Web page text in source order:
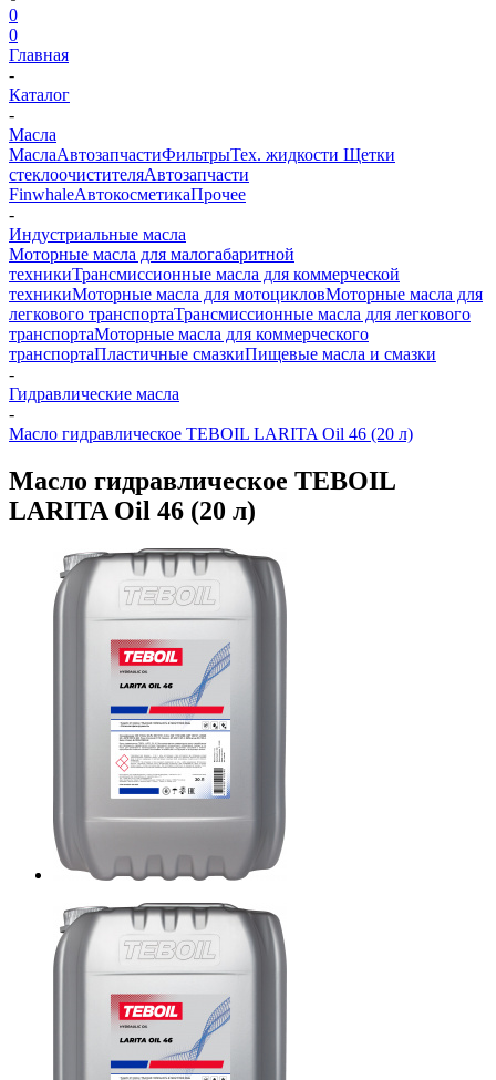
0
0
Главная
-
Каталог
-
Масла
МаслаАвтозапчастиФильтрыТех. жидкости Щетки
стеклоочистителяАвтозапчасти
FinwhaleАвтокосметикаПрочее
-
Индустриальные масла
Моторные масла для малогабаритной
техникиТрансмиссионные масла для коммерческой
техникиМоторные масла для мотоцикловМоторные масла для
легкового транспортаТрансмиссионные масла для легкового
транспортаМоторные масла для коммерческого
транспортаПластичные смазкиПищевые масла и смазки
-
Гидравлические масла
-
Масло гидравлическое TEBOIL LARITA Oil 46 (20 л)
Масло гидравлическое TEBOIL
LARITA Oil 46 (20 л)